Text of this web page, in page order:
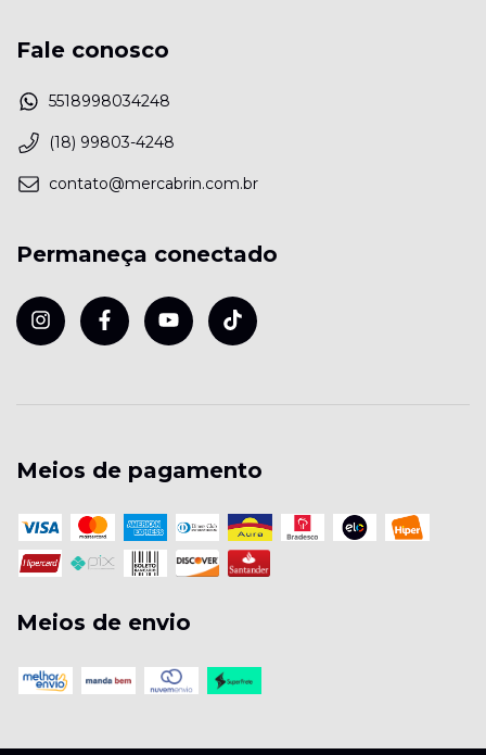
Fale conosco
5518998034248
(18) 99803-4248
contato@mercabrin.com.br
Permaneça conectado
Meios de pagamento
Meios de envio